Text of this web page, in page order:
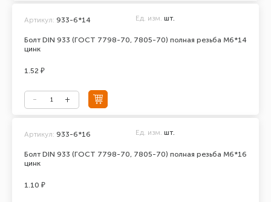
Болт DIN 933 (ГОСТ 7798-70, 7805-70) полная резьба М6*14
цинк
Артикул: 933-6*14 Ед. изм. шт.
1.52 ₽
Болт DIN 933 (ГОСТ 7798-70, 7805-70) полная резьба М6*16
цинк
Артикул: 933-6*16 Ед. изм. шт.
1.10 ₽